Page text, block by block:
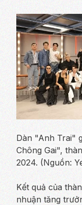
Dàn "Anh Trai"
Chông Gai",
2024. (Nguồn:
Kết quả của
nhuận tăng